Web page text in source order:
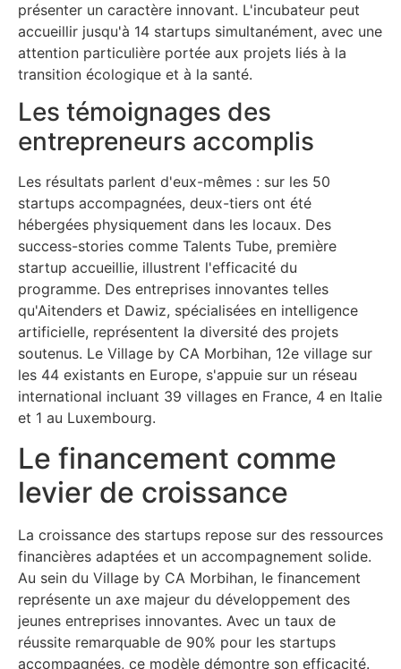
présenter un caractère innovant. L'incubateur peut
accueillir jusqu'à 14 startups simultanément, avec une
attention particulière portée aux projets liés à la
transition écologique et à la santé.
Les témoignages des
entrepreneurs accomplis
Les résultats parlent d'eux-mêmes : sur les 50
startups accompagnées, deux-tiers ont été
hébergées physiquement dans les locaux. Des
success-stories comme Talents Tube, première
startup accueillie, illustrent l'efficacité du
programme. Des entreprises innovantes telles
qu'Aitenders et Dawiz, spécialisées en intelligence
artificielle, représentent la diversité des projets
soutenus. Le Village by CA Morbihan, 12e village sur
les 44 existants en Europe, s'appuie sur un réseau
international incluant 39 villages en France, 4 en Italie
et 1 au Luxembourg.
Le financement comme
levier de croissance
La croissance des startups repose sur des ressources
financières adaptées et un accompagnement solide.
Au sein du Village by CA Morbihan, le financement
représente un axe majeur du développement des
jeunes entreprises innovantes. Avec un taux de
réussite remarquable de 90% pour les startups
accompagnées, ce modèle démontre son efficacité.